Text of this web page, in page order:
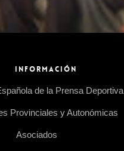
INFORMACIÓN
de la Prensa Deportiva
Provinciales y Autonómicas
Asociados